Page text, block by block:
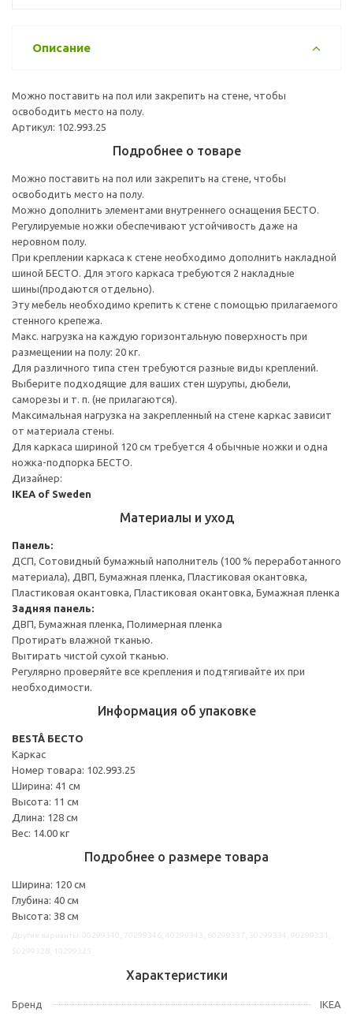
Описание
Можно поставить на пол или закрепить на стене, чтобы
освободить место на полу.
Артикул: 102.993.25
Подробнее о товаре
Можно поставить на пол или закрепить на стене, чтобы
освободить место на полу.
Можно дополнить элементами внутреннего оснащения БЕСТО.
Регулируемые ножки обеспечивают устойчивость даже на
неровном полу.
При креплении каркаса к стене необходимо дополнить накладной
шиной БЕСТО. Для этого каркаса требуются 2 накладные
шины(продаются отдельно).
Эту мебель необходимо крепить к стене с помощью прилагаемого
стенного крепежа.
Макс. нагрузка на каждую горизонтальную поверхность при
размещении на полу: 20 кг.
Для различного типа стен требуются разные виды креплений.
Выберите подходящие для ваших стен шурупы, дюбели,
саморезы и т. п. (не прилагаются).
Максимальная нагрузка на закрепленный на стене каркас зависит
от материала стены.
Для каркаса шириной 120 см требуется 4 обычные ножки и одна
ножка-подпорка БЕСТО.
Дизайнер:
IKEA of Sweden
Материалы и уход
Панель:
ДСП, Сотовидный бумажный наполнитель (100 % переработанного
материала), ДВП, Бумажная пленка, Пластиковая окантовка,
Пластиковая окантовка, Пластиковая окантовка, Бумажная пленка
Задняя панель:
ДВП, Бумажная пленка, Полимерная пленка
Протирать влажной тканью.
Вытирать чистой сухой тканью.
Регулярно проверяйте все крепления и подтягивайте их при
необходимости.
Информация об упаковке
BESTÅ БЕСТО
Каркас
Номер товара: 102.993.25
Ширина: 41 см
Высота: 11 см
Длина: 128 см
Вес: 14.00 кг
Подробнее о размере товара
Ширина: 120 см
Глубина: 40 см
Высота: 38 см
Характеристики
Бренд IKEA